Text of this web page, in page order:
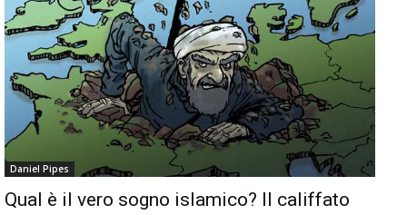
Daniel Pipes
Qual è il vero sogno islamico? Il califfato